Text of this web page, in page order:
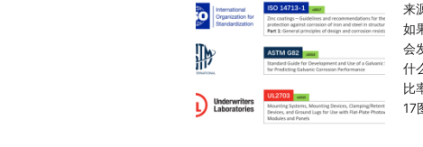
来
如
会
什
比
17